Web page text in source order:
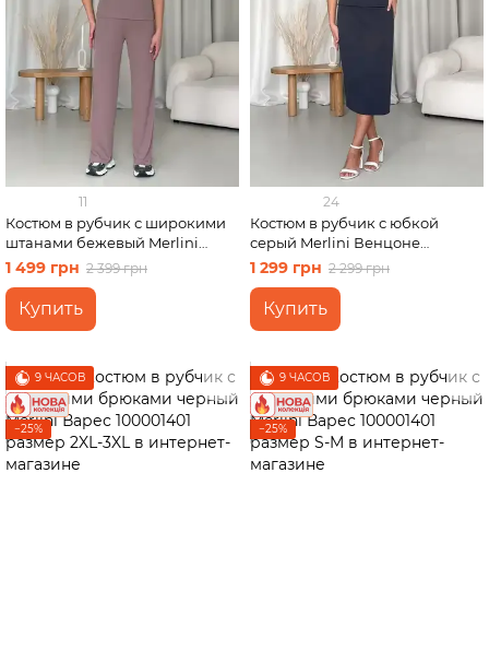
11
Костюм в рубчик с широкими
штанами бежевый Merlini
Арбо 100001482 размер L-XL
1 499 грн 2 399 грн
Купить
24
Костюм в рубчик с юбкой
серый Merlini Венцоне
100001504 размер S-M
1 299 грн 2 299 грн
Купить
9 ЧАСОВ
−25%
9 ЧАСОВ
−25%